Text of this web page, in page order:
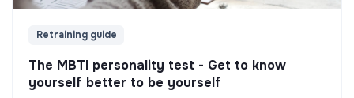
Retraining guide
The MBTI personality test - Get to know
yourself better to be yourself